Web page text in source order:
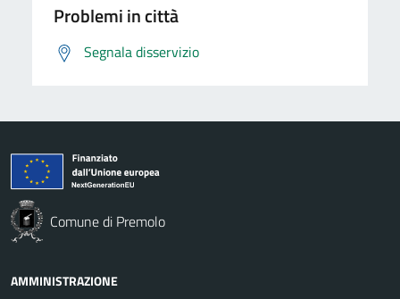
Problemi in città
Segnala disservizio
Comune di Premolo
AMMINISTRAZIONE